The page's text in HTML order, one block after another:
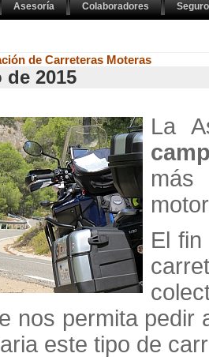
Asesoría Colaboradores
de Carreteras Moteras
de 2015
La
El fin
nos permita pedir
este tipo de